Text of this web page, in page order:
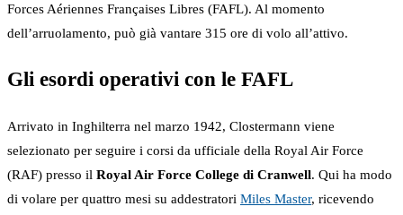
Forces Aériennes Françaises Libres (FAFL). Al momento
dell’arruolamento, può già vantare 315 ore di volo all’attivo.
Gli esordi operativi con le FAFL
Arrivato in Inghilterra nel marzo 1942, Clostermann viene
selezionato per seguire i corsi da ufficiale della Royal Air Force
(RAF) presso il Royal Air Force College di Cranwell. Qui ha modo
di volare per quattro mesi su addestratori Miles Master, ricevendo